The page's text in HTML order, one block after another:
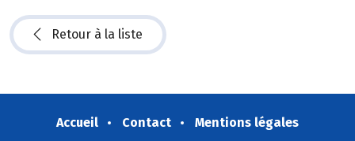
Retour à la liste
Accueil Contact
Mentions légales